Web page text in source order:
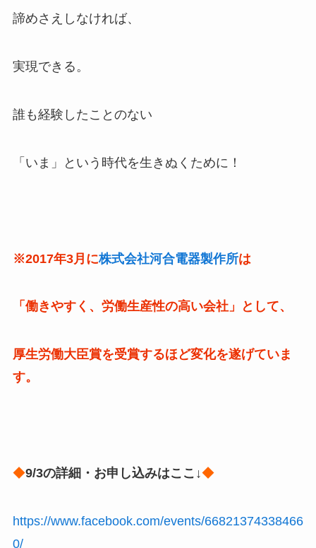
諦めさえしなければ、
実現できる。
誰も経験したことのない
「いま」という時代を生きぬくために！
※2017年3月に株式会社河合電器製作所は
「働きやすく、労働生産性の高い会社」として、
厚生労働大臣賞を受賞するほど変化を遂げていま
す。
◆9/3の詳細・お申し込みはここ↓◆
https://www.facebook.com/events/66821374338466
0/